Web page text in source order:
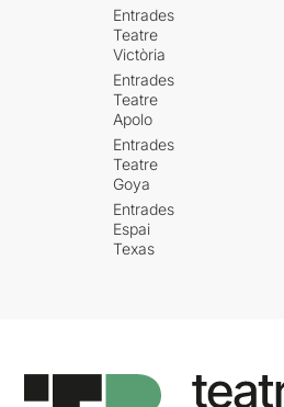
Entrades
Teatre
Victòria
Entrades
Teatre
Apolo
Entrades
Teatre
Goya
Entrades
Espai
Texas